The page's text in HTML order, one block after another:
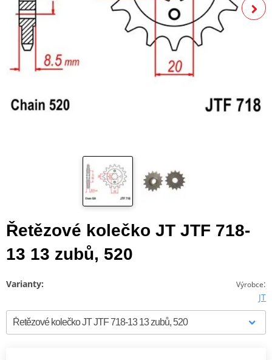
Řetězové kolečko JT JTF 718-
13 13 zubů, 520
Výrobce:
JT
Varianty: